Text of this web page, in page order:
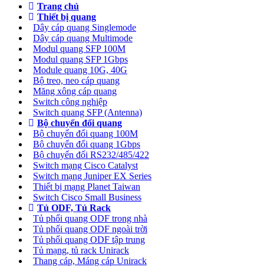
Trang chủ
Thiết bị quang
Dây cáp quang Singlemode
Dây cáp quang Multimode
Modul quang SFP 100M
Modul quang SFP 1Gbps
Module quang 10G, 40G
Bộ treo, neo cáp quang
Măng xông cáp quang
Switch công nghiệp
Switch quang SFP (Antenna)
Bộ chuyển đổi quang
Bộ chuyển đổi quang 100M
Bộ chuyển đổi quang 1Gbps
Bộ chuyển đối RS232/485/422
Switch mạng Cisco Catalyst
Switch mạng Juniper EX Series
Thiết bị mạng Planet Taiwan
Switch Cisco Small Business
Tủ ODF, Tủ Rack
Tủ phối quang ODF trong nhà
Tủ phối quang ODF ngoài trời
Tủ phối quang ODF tập trung
Tủ mạng, tủ rack Unirack
Thang cáp, Máng cáp Unirack